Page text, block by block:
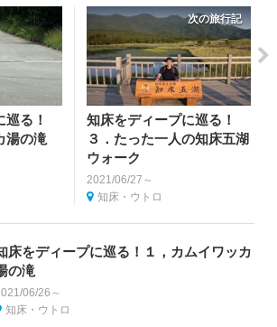
る！
湯の滝
次の旅行記
知床をディープに巡る！
３．たった一人の知床五湖
ウォーク
2021/06/27～
知床・ウトロ
床をディープに巡る！１，カムイワッカ
の滝
06/26～
知床・ウトロ